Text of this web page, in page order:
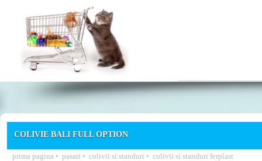
COLIVIE BALI FULL OPTION
prima pagina • pasari • colivii si standuri • colivii si standuri ferplast